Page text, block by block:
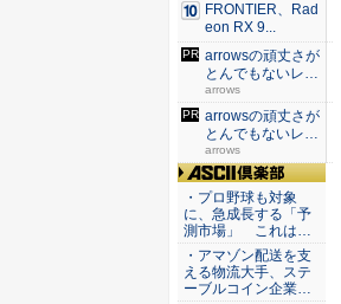
FRONTIER、Rad
eon RX 9...
arrowsの頑丈さが
とんでもないレベ
ル...
arrows
arrowsの頑丈さが
とんでもないレベ
ル...
arrows
ASCII倶楽部
・プロ野球も対象
に、急成長する「予
測市場」 これは…
・アマゾン配送を支
える物流大手、ステ
ーブルコイン企業…